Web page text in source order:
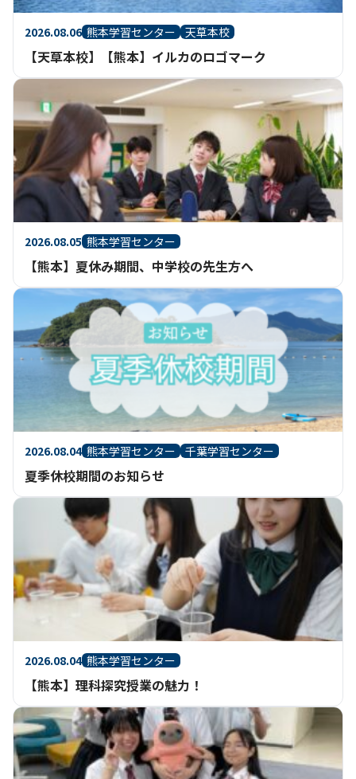
2026.08.06 熊本学習センター 天草本校
【天草本校】【熊本】イルカのロゴマーク
2026.08.05 熊本学習センター
【熊本】夏休み期間、中学校の先生方へ
2026.08.04 熊本学習センター 千葉学習センター
夏季休校期間のお知らせ
2026.08.04 熊本学習センター
【熊本】理科探究授業の魅力！